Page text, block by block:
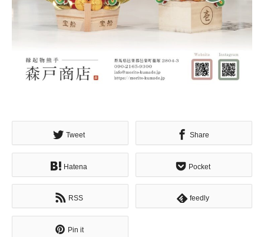
Tweet Share
Hatena Pocket
RSS feedly
Pin it